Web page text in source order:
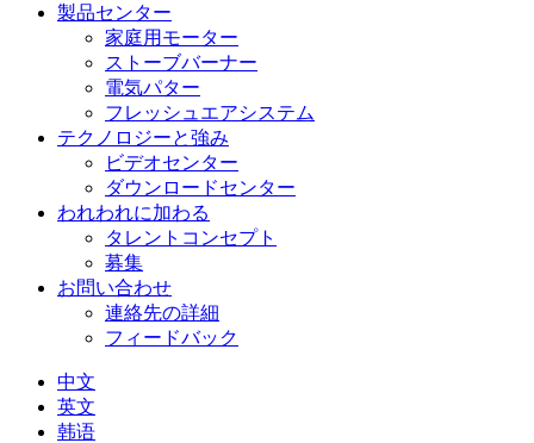
製品センター
家庭用モーター
ストーブバーナー
電気パター
フレッシュエアシステム
テクノロジーと強み
ビデオセンター
ダウンロードセンター
われわれに加わる
タレントコンセプト
募集
お問い合わせ
連絡先の詳細
フィードバック
中文
英文
韩语